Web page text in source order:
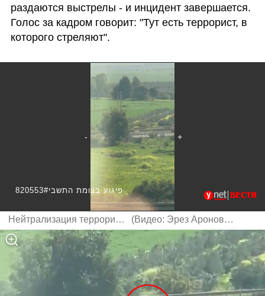
раздаются выстрелы - и инцидент завершается.
Голос за кадром говорит: "Тут есть террорист, в
которого стреляют".
820553#פיגוע בצומת התשבי
Нейтрализация террориста (Видео: Эрез Аронович